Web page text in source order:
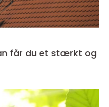
får du et stærkt og